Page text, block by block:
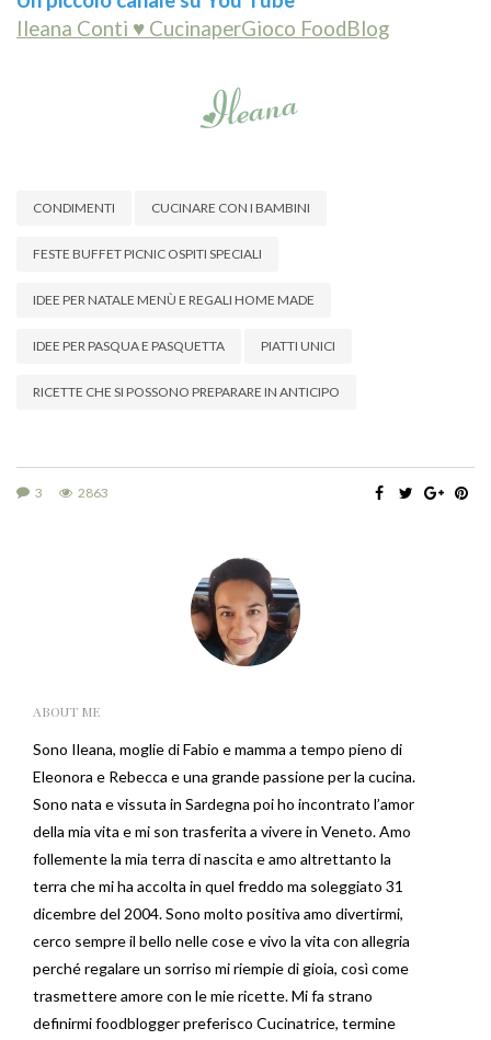
Ileana Conti ♥ CucinaperGioco FoodBlog
CONDIMENTI CUCINARE CON I BAMBINI
FESTE BUFFET PICNIC OSPITI SPECIALI
IDEE PER NATALE MENÙ E REGALI HOME MADE
IDEE PER PASQUA E PASQUETTA PIATTI UNICI
RICETTE CHE SI POSSONO PREPARARE IN ANTICIPO
3 2863
ABOUT ME
Sono Ileana, moglie di Fabio e mamma a tempo pieno di
Eleonora e Rebecca e una grande passione per la cucina.
Sono nata e vissuta in Sardegna poi ho incontrato l’amor
della mia vita e mi son trasferita a vivere in Veneto. Amo
follemente la mia terra di nascita e amo altrettanto la
terra che mi ha accolta in quel freddo ma soleggiato 31
dicembre del 2004. Sono molto positiva amo divertirmi,
cerco sempre il bello nelle cose e vivo la vita con allegria
perché regalare un sorriso mi riempie di gioia, così come
trasmettere amore con le mie ricette. Mi fa strano
definirmi foodblogger preferisco Cucinatrice, termine